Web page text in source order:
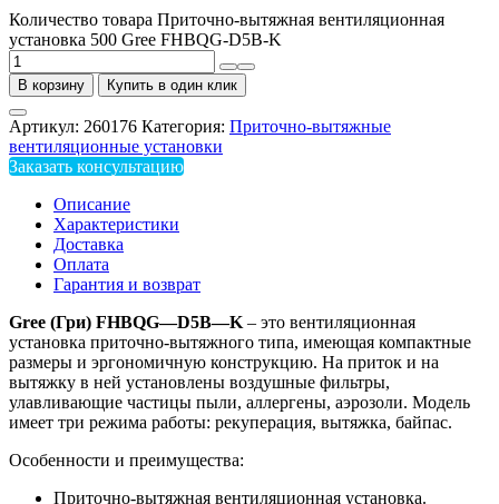
Количество товара Приточно-вытяжная вентиляционная
установка 500 Gree FHBQG-D5B-K
В корзину Купить в один клик
Артикул: 260176 Категория: Приточно-вытяжные
вентиляционные установки
Заказать консультацию
Описание
Характеристики
Доставка
Оплата
Гарантия и возврат
Gree (Гри) FHBQG—D5B—K – это вентиляционная
установка приточно-вытяжного типа, имеющая компактные
размеры и эргономичную конструкцию. На приток и на
вытяжку в ней установлены воздушные фильтры,
улавливающие частицы пыли, аллергены, аэрозоли. Модель
имеет три режима работы: рекуперация, вытяжка, байпас.
Особенности и преимущества:
Приточно-вытяжная вентиляционная установка.